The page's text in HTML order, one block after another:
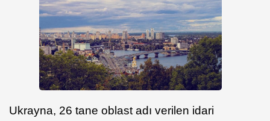
Ukrayna, 26 tane oblast adı verilen idari